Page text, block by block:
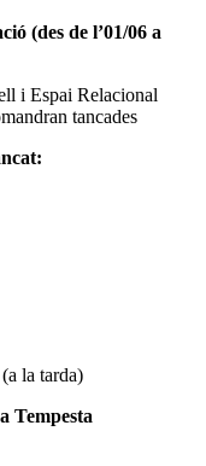
(des de l’01/06 a
i Espai Relacional
tancades
la tarda)
Tempesta